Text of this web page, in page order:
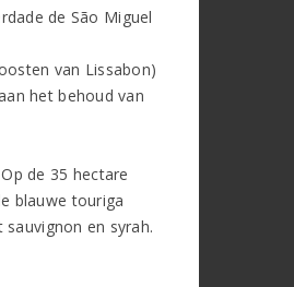
van Lissabon)
het behoud van
de 35 hectare
blauwe touriga
en syrah.